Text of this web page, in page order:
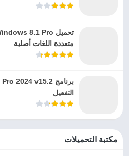
متعددة اللغات أصلية
التفعيل
مكتبة التحميلات